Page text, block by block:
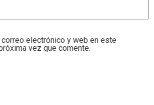
correo electrónico y web en este
vez que comente.